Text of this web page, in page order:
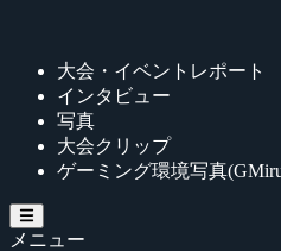
大会・イベントレポート
インタビュー
写真
大会クリップ
ゲーミング環境写真
メニュー